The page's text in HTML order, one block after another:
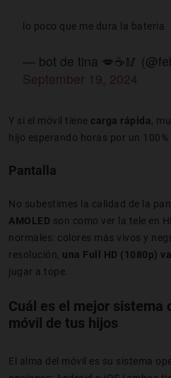
lo poco que me dura la bateria
— bot de tina 💋☕️🥢
September 19, 2024
Y si el móvil tiene carga rápida ,
hijo esperando horas por un 100%
Pantalla
No subestimes la calidad de la
AMOLED son como ver la tele en
normales: colores más vivos y
resolución, una Full HD (1080p)
jugar a tope.
Cuál es el mejor sistema
móvil de tus hijos
El alma del móvil es su sistema